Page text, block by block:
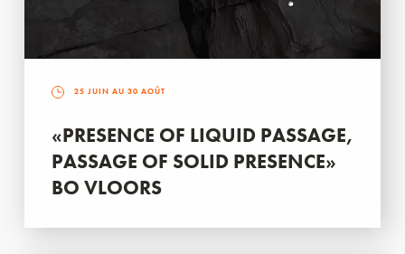
25 JUIN AU 30 AOÛT
«PRESENCE OF LIQUID PASSAGE,
PASSAGE OF SOLID PRESENCE»
BO VLOORS